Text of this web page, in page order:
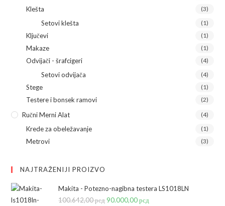
Klešta (3)
Setovi klešta (1)
Ključevi (1)
Makaze (1)
Odvijači - šrafcigeri (4)
Setovi odvijača (4)
Stege (1)
Testere i bonsek ramovi (2)
Ručni Merni Alat (4)
Krede za obeležavanje (1)
Metrovi (3)
NAJTRAŽENIJI PROIZVO
Makita - Potezno-nagibna testera LS1018LN
100.642,00рсд Originalna
90.000,00рсд